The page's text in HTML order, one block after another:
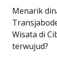
Menarik
Wisata di
terwujud?